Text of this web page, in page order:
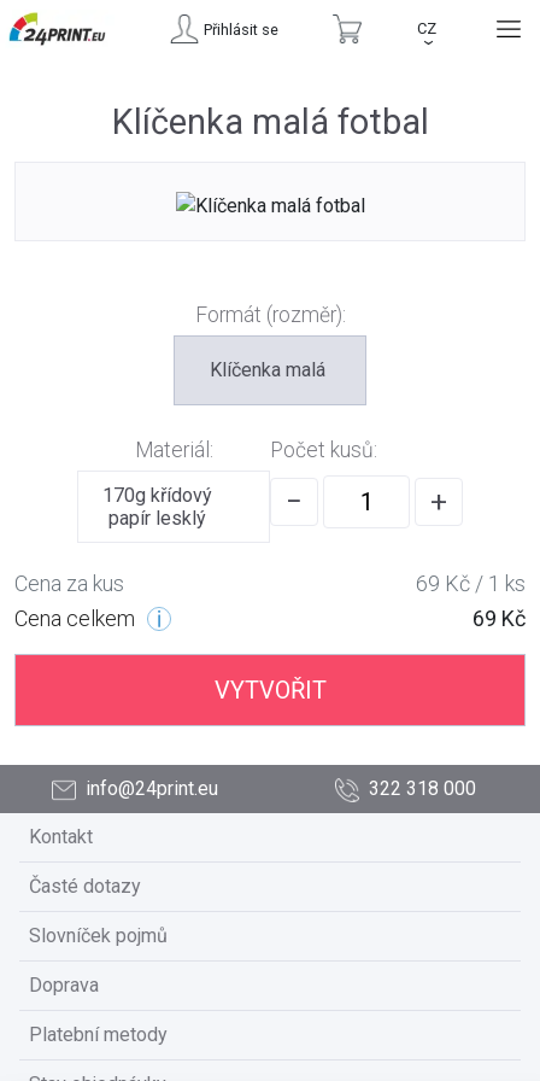
Přihlásit se CZ
›
Klíčenka malá fotbal
Formát (rozměr):
Klíčenka malá
Materiál:
170g křídový
papír lesklý
Počet kusů:
− +
Cena za kus
69 Kč / 1 ks
Cena celkem
69 Kč
VYTVOŘIT
info@24print.eu 322 318 000
Kontakt
Časté dotazy
Slovníček pojmů
Doprava
Platební metody